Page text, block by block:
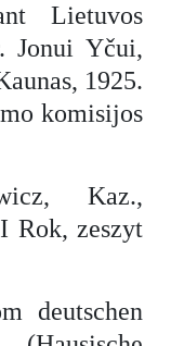
Lietuvos
Jonui Yčui,
1925.
komisijos
Kaz.,
Rok, zeszyt
deutschen